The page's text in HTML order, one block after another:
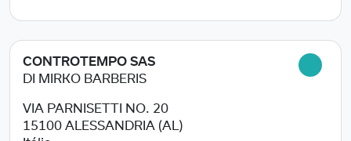
CONTROTEMPO SAS
DI MIRKO BARBERIS
VIA PARNISETTI NO. 20
15100 ALESSANDRIA (AL)